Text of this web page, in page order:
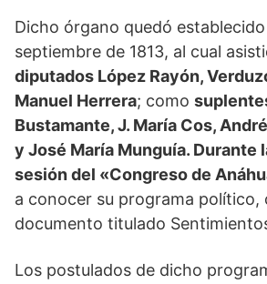
Dicho órgano quedó
septiembre de 1813, al cual
diputados López Rayón,
Manuel Herrera; como
Bustamante, J. María Cos,
y José María Munguía. Durante
sesión del «Congreso de
a conocer su programa político,
documento titulado
Los postulados de dicho